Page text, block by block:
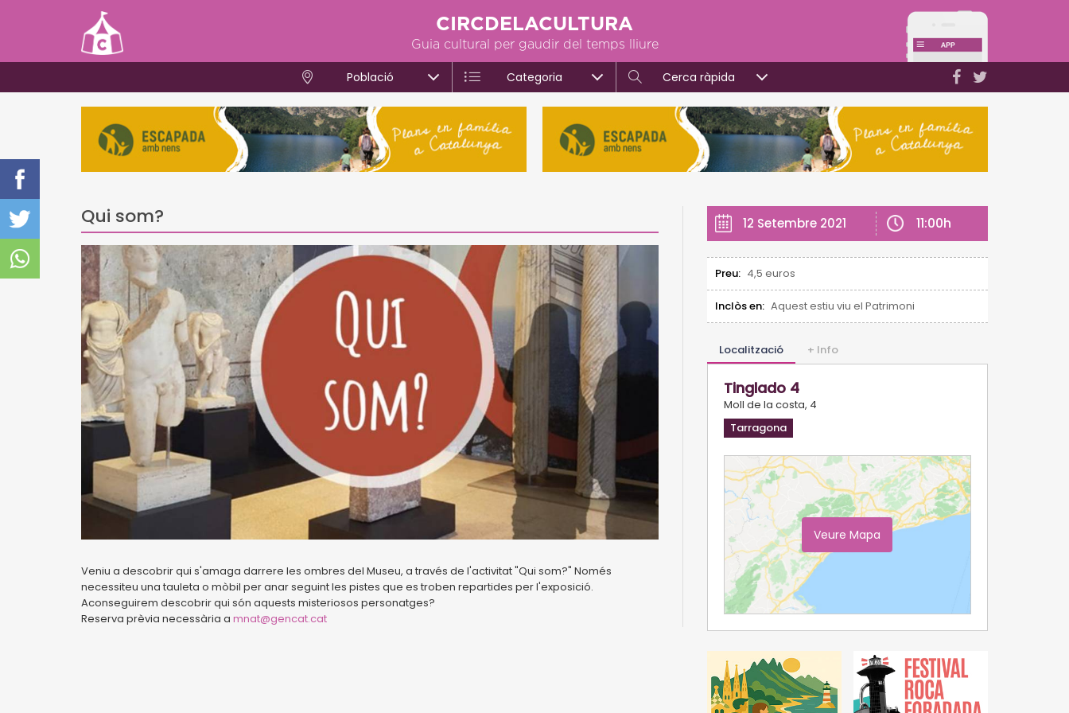
CIRCDELACULTURA
Guia cultural per gaudir del temps lliure
Població Categoria Cerca ràpida
Qui som?
Veniu a descobrir qui s'amaga darrere les ombres del Museu, a través de l'activitat "Qui som?" Només
necessiteu una tauleta o mòbil per anar seguint les pistes que es troben repartides per l'exposició.
Aconseguirem descobrir qui són aquests misteriosos personatges?
Reserva prèvia necessària a mnat@gencat.cat
12 Setembre 2021 11:00h
Preu: 4,5 euros
Inclòs en: Aquest estiu viu el Patrimoni
Localització + Info
Tinglado 4
Moll de la costa, 4
Tarragona
Veure Mapa